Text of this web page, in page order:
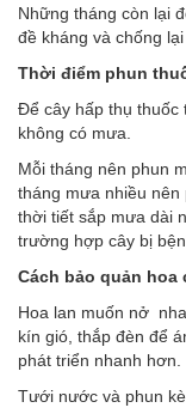
Những tháng còn lại
đề kháng và chống lại
Thời điểm phun
Để cây hấp thụ thuốc
không có mưa.
Mỗi tháng nên phun
tháng mưa nhiều nên
thời tiết sắp mưa dài
trường hợp cây bị
Cách bảo quản hoa
Hoa lan muốn nở
kín gió, thắp đèn để
phát triển nhanh hơn.
Tưới nước và phun